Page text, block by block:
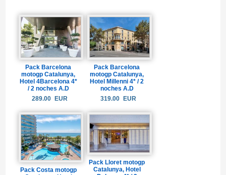
Pack Barcelona
motogp Catalunya,
Hotel 4Barcelona 4*
/ 2 noches A.D
289.00 EUR
Pack Barcelona
motogp Catalunya,
Hotel Millenni 4* / 2
noches A.D
319.00
EUR
Pack Costa motogp
Pack Lloret motogp
Catalunya, Hotel